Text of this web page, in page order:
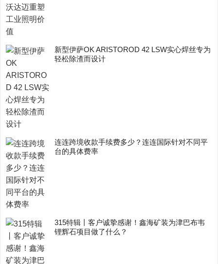
新型伊萨OK ARISTOROD 42 LSW实心焊丝专为
轻松除渣而设计
连连跨境收款手续费多少？连连国际针对不同平
台的具体费率
315特辑丨客户诚挚感谢！鑫海矿装为津巴布韦
锂辉石项目做了什么？